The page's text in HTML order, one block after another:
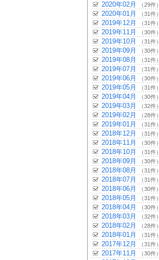
2020年02月 （29件）
2020年01月 （31件）
2019年12月 （31件）
2019年11月 （30件）
2019年10月 （31件）
2019年09月 （30件）
2019年08月 （31件）
2019年07月 （31件）
2019年06月 （30件）
2019年05月 （31件）
2019年04月 （30件）
2019年03月 （32件）
2019年02月 （28件）
2019年01月 （31件）
2018年12月 （31件）
2018年11月 （30件）
2018年10月 （31件）
2018年09月 （30件）
2018年08月 （31件）
2018年07月 （31件）
2018年06月 （30件）
2018年05月 （31件）
2018年04月 （30件）
2018年03月 （32件）
2018年02月 （28件）
2018年01月 （31件）
2017年12月 （31件）
2017年11月 （30件）